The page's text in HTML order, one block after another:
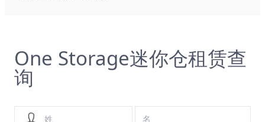
One Storage迷你仓租赁查
询